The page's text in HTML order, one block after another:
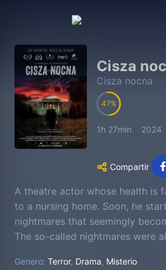
Cisza
Cisza nocna
47
1h 27min 2024
Compartir
A theatre actor whose health is
to a nursing home. Soon, he
nightmares that seemingly
The so-called nightmares were
Genero: Terror, Drama, Misterio